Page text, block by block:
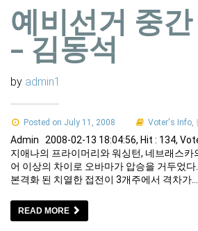
예비선거 중
– 김동석
by admin1
Posted on July 11, 2008 Voter's Info,
Admin 2008-02-13 18:04:56, Hit : 134,
지애나의 프라이머리와 워싱턴, 네브래스카
어 이상의 차이로 오바마가 압승을 거두었
본격화 된 치열한 접전이 3개주에서 격차가…
READ MORE